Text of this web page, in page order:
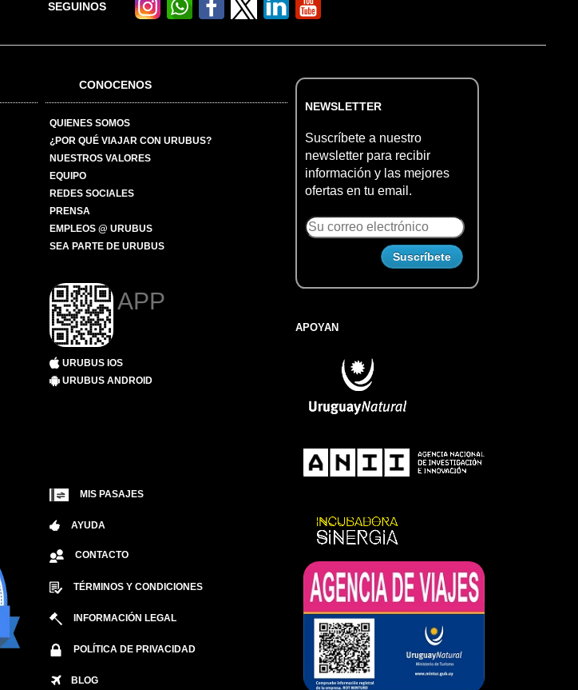
SEGUINOS
CONOCENOS
QUIENES SOMOS
¿POR QUÉ VIAJAR CON URUBUS?
NUESTROS VALORES
EQUIPO
REDES SOCIALES
PRENSA
EMPLEOS @ URUBUS
SEA PARTE DE URUBUS
APP
URUBUS IOS
URUBUS ANDROID
MIS PASAJES
AYUDA
CONTACTO
TÉRMINOS Y CONDICIONES
INFORMACIÓN LEGAL
POLÍTICA DE PRIVACIDAD
BLOG
NEWSLETTER
Suscríbete a nuestro
newsletter para recibir
información y las mejores
ofertas en tu email.
APOYAN